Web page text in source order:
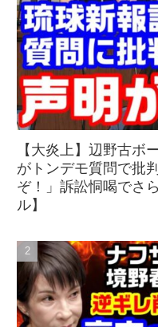
【大炎上】辺野古ボ
がトンデモ質問で批
ぞ！」訴訟恫喝でさ
ル】